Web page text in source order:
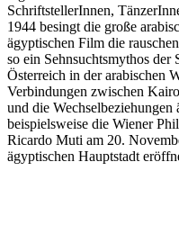
SchriftstellerInnen,
1944 besingt die große
ägyptischen Film die
so ein Sehnsuchtsmythos der
Österreich in der arabischen
Verbindungen zwischen
und die Wechselbeziehungen
beispielsweise die Wiener
Ricardo Muti am 20.
ägyptischen Hauptstadt